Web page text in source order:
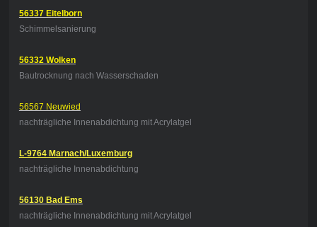
56337 Eitelborn
Schimmelsanierung
56332 Wolken
Bautrocknung nach Wasserschaden
56567 Neuwied
nachträgliche Innenabdichtung mit Acrylatgel
L-9764 Marnach/Luxemburg
nachträgliche Innenabdichtung
56130 Bad Ems
nachträgliche Innenabdichtung mit Acrylatgel